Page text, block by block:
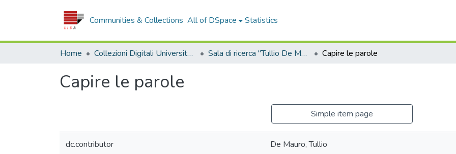
Communities & Collections All of DSpace Statistics
Home Collezioni Digitali Università della Calabria Sala di ricerca "Tullio De Mauro" Capire le parole
Capire le parole
Simple item page
dc.contributor De Mauro, Tullio